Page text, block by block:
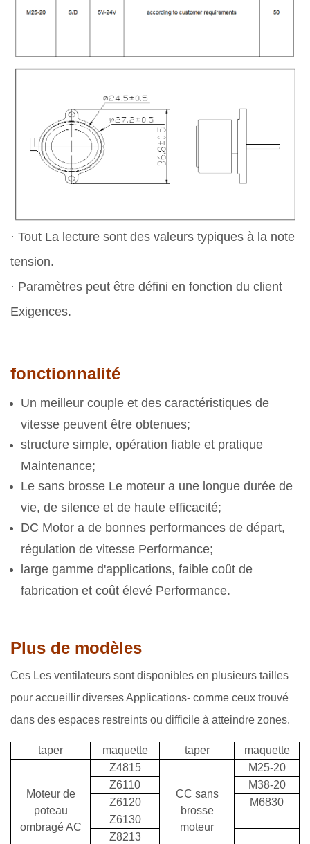
· Tout La lecture sont des valeurs typiques à la note
tension.
· Paramètres peut être défini en fonction du client
Exigences.
fonctionnalité
Un meilleur couple et des caractéristiques de
vitesse peuvent être obtenues;
structure simple, opération fiable et pratique
Maintenance;
Le sans brosse Le moteur a une longue durée de
vie, de silence et de haute efficacité;
DC Motor a de bonnes performances de départ,
régulation de vitesse Performance;
large gamme d'applications, faible coût de
fabrication et coût élevé Performance.
Plus de modèles
Ces Les ventilateurs sont disponibles en plusieurs tailles
pour accueillir diverses Applications- comme ceux trouvé
dans des espaces restreints ou difficile à atteindre zones.
taper maquette taper maquette
Moteur de
poteau
ombragé AC
Z4815
CC sans
brosse
moteur
M25-20
Z6110
M38-20
Z6120
M6830
Z6130
Z8213